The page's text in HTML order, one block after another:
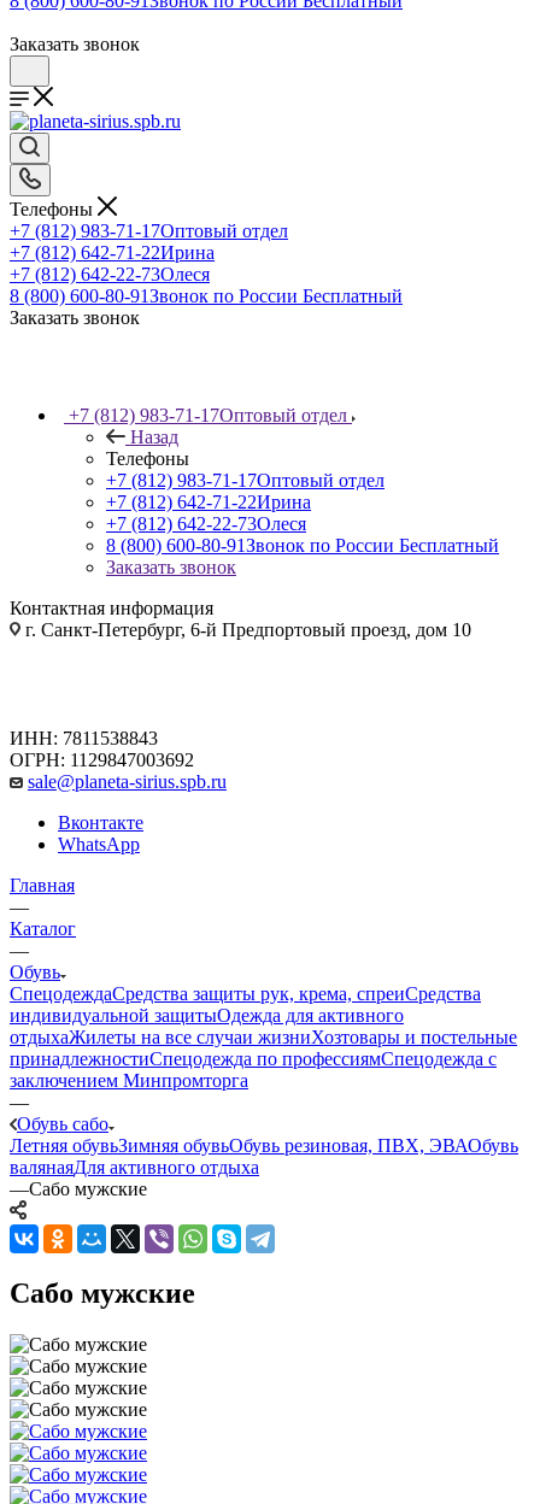
Заказать звонок
Телефоны
+7 (812) 983-71-17Оптовый отдел
+7 (812) 642-71-22Ирина
+7 (812) 642-22-73Олеся
8 (800) 600-80-91Звонок по России Бесплатный
Заказать звонок
+7 (812) 983-71-17Оптовый отдел
Назад
Телефоны
+7 (812) 983-71-17Оптовый отдел
+7 (812) 642-71-22Ирина
+7 (812) 642-22-73Олеся
8 (800) 600-80-91Звонок по России Бесплатный
Заказать звонок
Контактная информация
г. Санкт-Петербург, 6-й Предпортовый проезд, дом 10
ИНН: 7811538843
ОГРН: 1129847003692
sale@planeta-sirius.spb.ru
Вконтакте
WhatsApp
Главная
—
Каталог
—
Обувь
СпецодеждаСредства защиты рук, крема, спреиСредства
индивидуальной защитыОдежда для активного
отдыхаЖилеты на все случаи жизниХозтовары и постельные
принадлежностиСпецодежда по профессиямСпецодежда с
заключением Минпромторга
—
Обувь сабо
Летняя обувьЗимняя обувьОбувь резиновая, ПВХ, ЭВАОбувь
валянаяДля активного отдыха
—Сабо мужские
Сабо мужские